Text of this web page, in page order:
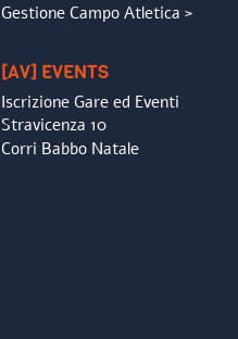
Gestione Campo Atletica >
[AV] EVENTS
Iscrizione Gare ed Eventi
Stravicenza 10
Corri Babbo Natale